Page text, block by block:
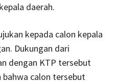
daerah.
kepada calon kepala
Dukungan dari
dengan KTP tersebut
bahwa calon tersebut